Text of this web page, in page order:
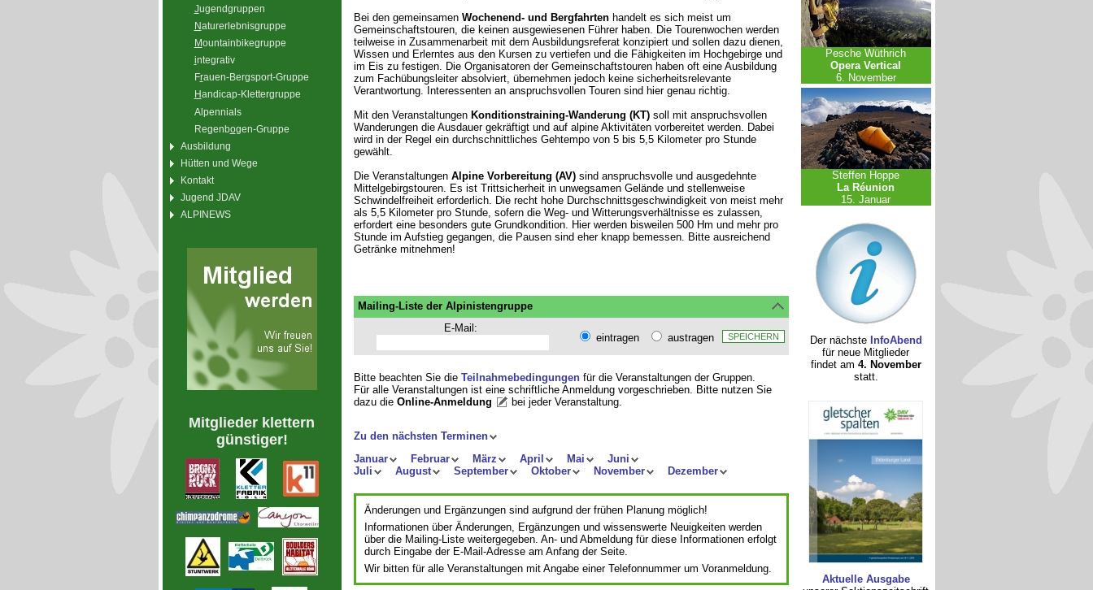
Jugendgruppen
Naturerlebnisgruppe
Mountainbikegruppe
integrativ
Frauen-Bergsport-Gruppe
Handicap-Klettergruppe
Alpennials
Regenbogen-Gruppe
Ausbildung
Hütten und Wege
Kontakt
Jugend JDAV
ALPINEWS
Mitglieder klettern
günstiger!
Bei den gemeinsamen Wochenend- und Bergfahrtenhandelt es sich meist um
Gemeinschaftstouren, die keinen ausgewiesenen Führer haben. Die Tourenwochen werden
teilweise in Zusammenarbeit mit dem Ausbildungsreferat konzipiert und sollen dazu dienen,
Wissen und Erlerntes aus den Kursen zu vertiefen und die Fähigkeiten im Hochgebirge und
im Eis zu festigen. Die Organisatoren der Gemeinschaftstouren haben oft eine Ausbildung
zum Fachübungsleiter absolviert, übernehmen jedoch keine sicherheitsrelevante
Verantwortung. Interessenten an anspruchsvollen Touren sind hier genau richtig.
Mit den Veranstaltungen Konditionstraining-Wanderung (KT)soll mit anspruchsvollen
Wanderungen die Ausdauer gekräftigt und auf alpine Aktivitäten vorbereitet werden. Dabei
wird in der Regel ein durchschnittliches Gehtempo von 5 bis 5,5 Kilometer pro Stunde
gewählt.
Die Veranstaltungen Alpine Vorbereitung (AV)sind anspruchsvolle und ausgedehnte
Mittelgebirgstouren. Es ist Trittsicherheit in unwegsamen Gelände und stellenweise
Schwindelfreiheit erforderlich. Die recht hohe Durchschnittsgeschwindigkeit von meist mehr
als 5,5 Kilometer pro Stunde, sofern die Weg- und Witterungsverhältnisse es zulassen,
erfordert eine besonders gute Grundkondition. Hier werden bisweilen 500 Hm und mehr pro
Stunde im Aufstieg gegangen, die Pausen sind eher knapp bemessen. Bitte ausreichend
Getränke mitnehmen!
Mailing-Liste der Alpinistengruppe
E-Mail:
eintragen
austragen
Bitte beachten Sie die Teilnahmebedingungenfür die Veranstaltungen der Gruppen.
Für alle Veranstaltungen ist eine schriftliche Anmeldung vorgeschrieben. Bitte nutzen Sie
dazu die Online-Anmeldung bei jeder Veranstaltung.
Zu den nächsten Terminen
Januar
Februar März April Mai
Juni
Juli
August September Oktober November Dezember
Änderungen und Ergänzungen sind aufgrund der frühen Planung möglich!
Informationen über Änderungen, Ergänzungen und wissenswerte Neuigkeiten werden
über die Mailing-Liste weitergegeben. An- und Abmeldung für diese Informationen erfolgt
durch Eingabe der E-Mail-Adresse am Anfang der Seite.
Wir bitten für alle Veranstaltungen mit Angabe einer Telefonnummer um Voranmeldung.
Pesche Wüthrich
Opera Vertical
6. November
Steffen Hoppe
La Réunion
15. Januar
Der nächste InfoAbend
für neue Mitglieder
findet am 4. November
statt.
Aktuelle Ausgabe